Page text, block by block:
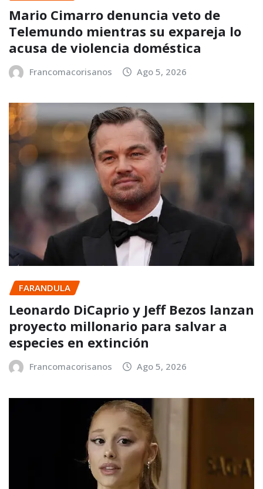
Mario Cimarro denuncia veto de
Telemundo mientras su expareja lo
acusa de violencia doméstica
Francomacorisanos Ago 5, 2026
FARANDULA
Leonardo DiCaprio y Jeff Bezos lanzan
proyecto millonario para salvar a
especies en extinción
Francomacorisanos Ago 5, 2026